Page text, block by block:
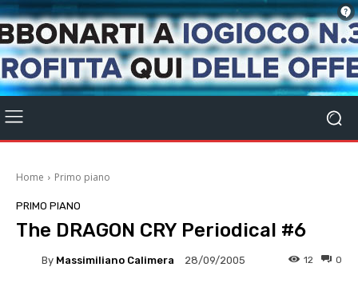
Home Primo piano
PRIMO PIANO
The DRAGON CRY Periodical #6
By Massimiliano Calimera 28/09/2005 0
12